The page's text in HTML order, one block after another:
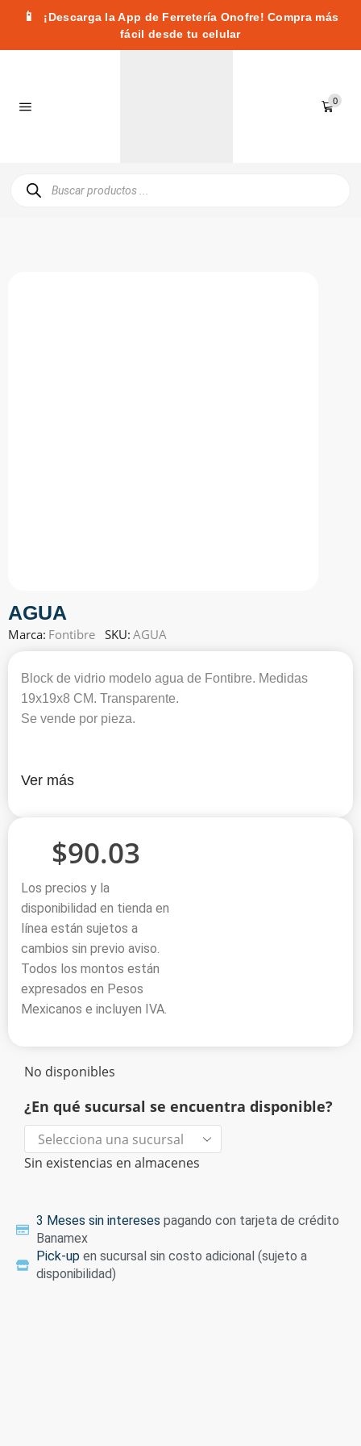
📱
¡Descarga la App de Ferretería Onofre! Compra más
fácil desde tu celular
0
AGUA
Marca: Fontibre SKU: AGUA
Block de vidrio modelo agua de Fontibre. Medidas
19x19x8 CM. Transparente.
Se vende por pieza.
Ver más
$90.03
Los precios y la
disponibilidad en tienda en
línea están sujetos a
cambios sin previo aviso.
Todos los montos están
expresados en Pesos
Mexicanos e incluyen IVA.
No disponibles
¿En qué sucursal se encuentra disponible?
Sin existencias en almacenes
3 Meses sin intereses pagando con tarjeta de crédito
Banamex
Pick-up en sucursal sin costo adicional (sujeto a
disponibilidad)